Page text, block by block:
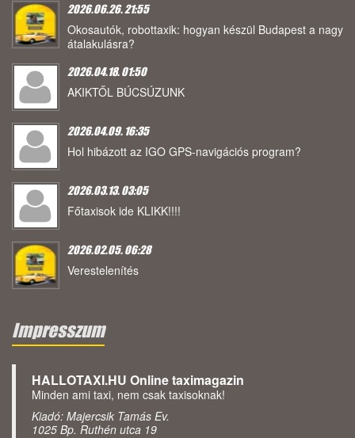
2026.06.26. 21:55
Okosautók, robottaxik: hogyan készül Budapest a nagy
átalakulásra?
2026.04.18. 01:50
AKIKTŐL BÚCSÚZUNK
2026.04.09. 16:35
Hol hibázott az IGO GPS-navigációs program?
2026.03.13. 03:05
Főtaxisok ide KLIKK!!!!
2026.02.05. 06:28
Verestelenítés
Impresszum
HALLOTAXI.HU Online taximagazin
Minden ami taxi, nem csak taxisoknak!
Kiadó: Majercsik Tamás Ev.
1025 Bp. Ruthén utca 19